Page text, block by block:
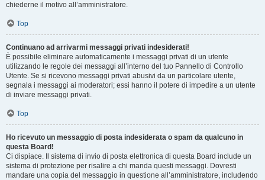
chiederne il motivo all’amministratore.
Top
Continuano ad arrivarmi messaggi privati indesiderati!
È possibile eliminare automaticamente i messaggi privati ​​di un utente
utilizzando le regole dei messaggi all’interno del tuo Pannello di Controllo
Utente. Se si ricevono messaggi privati ​​abusivi da un particolare utente,
segnala i messaggi ai moderatori; essi hanno il potere di impedire a un utente
di inviare messaggi privati​​.
Top
Ho ricevuto un messaggio di posta indesiderata o spam da qualcuno in
questa Board!
Ci dispiace. Il sistema di invio di posta elettronica di questa Board include un
sistema di protezione per risalire a chi manda questi messaggi. Dovresti
mandare una copia del messaggio in questione all’amministratore, includendo